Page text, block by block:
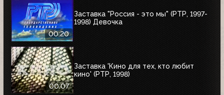
00:20
Заставка "Россия - это мы" (РТР, 1997-
1998) Девочка
00:07
Заставка 'Кино для тех, кто любит
кино' (РТР, 1998)